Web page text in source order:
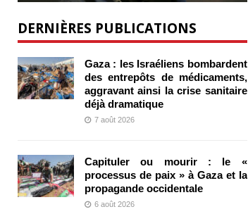
DERNIÈRES PUBLICATIONS
Gaza : les Israéliens bombardent
des entrepôts de médicaments,
aggravant ainsi la crise sanitaire
déjà dramatique
7 août 2026
Capituler ou mourir : le «
processus de paix » à Gaza et la
propagande occidentale
6 août 2026